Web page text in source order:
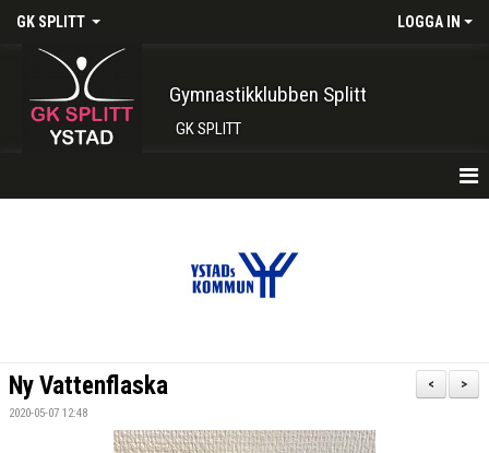
GK SPLITT LOGGA IN
Gymnastikklubben Splitt
GK SPLITT
INTRESSEANMÄLAN
>
<
Ny Vattenflaska
2020-05-07 12:48